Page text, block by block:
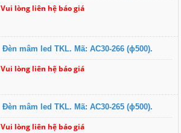
Vui lòng liên hệ báo giá
Đèn mâm led TKL. Mã: AC30-266 (ɸ500).
Vui lòng liên hệ báo giá
Đèn mâm led TKL. Mã: AC30-265 (ɸ500).
Vui lòng liên hệ báo giá